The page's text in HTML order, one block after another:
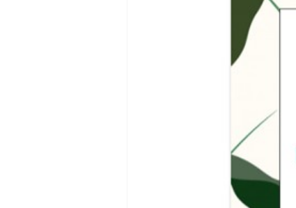
dia mundial de la hipertension